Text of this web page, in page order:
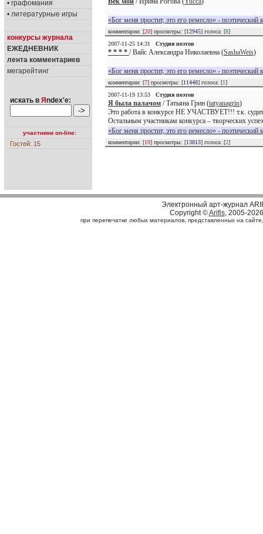
• графомания
• литературные игры
конкурсы журнала
ЕЖЕДНЕВНИК
лента комментариев
мегарейтинг
искать в Я ndex'е:
участники on-line:
Гостей: 15
«Бог меня простит, это его ремесло» - поэтический
комментарии: [20] просмотры: [12945] голоса: [8]
2007-11-25 14:31
Студия поэтов
* * * * / Вайс Александра Николаевна (SashaWeis)
«Бог меня простит, это его ремесло» - поэтический
комментарии: [7] просмотры: [11448] голоса: [1]
2007-11-19 13:53
Студия поэтов
Я была палачом / Татьяна Грин (tatyanagrin)
Это работа в конкурсе НЕ УЧАСТВУЕТ!!! т.к.
Остальным участникам конкурса – творческих
«Бог меня простит, это его ремесло» - поэтический
комментарии: [19] просмотры: [13813] голоса: [2]
Электронный арт-журнал
Copyright ©Arifis, 2005-2026
при перепечатке любых материалов, представленных на